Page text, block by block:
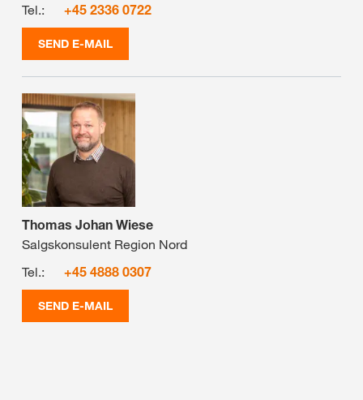
Tel.: +45 2336 0722
SEND E-MAIL
Thomas Johan Wiese
Salgskonsulent Region Nord
Tel.:
+45 4888 0307
SEND E-MAIL